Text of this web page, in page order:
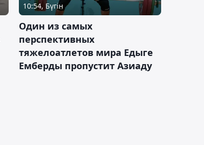
10:54, Бүгін
Один из самых
перспективных
тяжелоатлетов мира Едыге
Емберды пропустит Азиаду